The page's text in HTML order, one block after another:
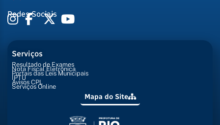
Redes Sociais
Serviços
Resultado de Exames
Nota Fiscal Eletrônica
Portais das Leis Municipais
IPTU
Avisos CPL
Serviços Online
Mapa do Site